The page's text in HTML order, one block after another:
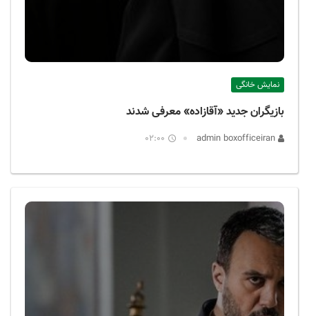
نمایش خانگی
بازیگران جدید «آقازاده» معرفی شدند
02:00